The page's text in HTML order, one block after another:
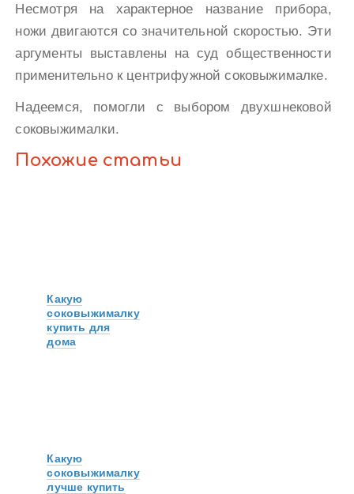
Несмотря на характерное название прибора,
ножи двигаются со значительной скоростью. Эти
аргументы выставлены на суд общественности
применительно к центрифужной соковыжималке.
Надеемся, помогли с выбором двухшнековой
соковыжималки.
Похожие статьи
Какую
соковыжималку
купить для
дома
Какую
соковыжималку
лучше купить